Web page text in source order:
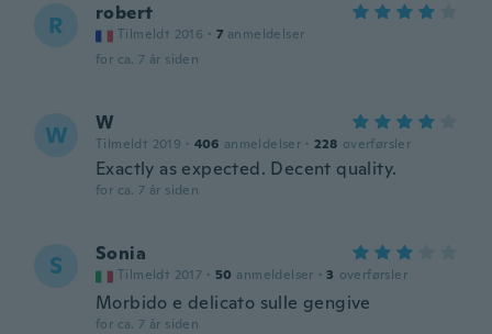
R robert
Tilmeldt 2016 · 7 anmeldelser
for ca. 7 år siden
W W
Tilmeldt 2019 · 406 anmeldelser · 228 overførsler
Exactly as expected. Decent quality.
for ca. 7 år siden
S Sonia
Tilmeldt 2017 · 50 anmeldelser · 3 overførsler
Morbido e delicato sulle gengive
for ca. 7 år siden